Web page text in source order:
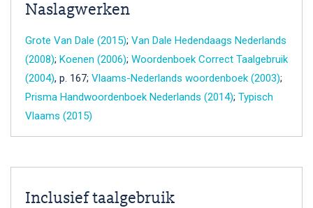
Naslagwerken
Grote Van Dale (2015); Van Dale Hedendaags Nederlands
(2008); Koenen (2006); Woordenboek Correct Taalgebruik
(2004), p. 167; Vlaams-Nederlands woordenboek (2003);
Prisma Handwoordenboek Nederlands (2014); Typisch
Vlaams (2015)
Inclusief taalgebruik